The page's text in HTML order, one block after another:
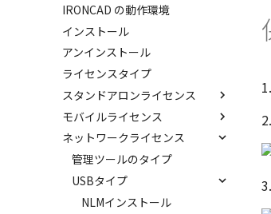
IRONCAD の動作環境
インストール
アンインストール
ライセンスタイプ
スタンドアロンライセンス
アクティベーション
PC移行
ライセンスの確認方法(スタン
ドアロン)
モバイルライセンス
アップグレード
ライセンスの確認方法(USB)
ネットワークライセンス
管理ツールのタイプ
USBタイプ
NLMインストール